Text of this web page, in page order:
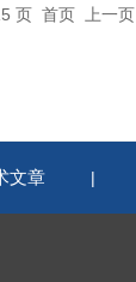
页 首页 上一页
文章 |